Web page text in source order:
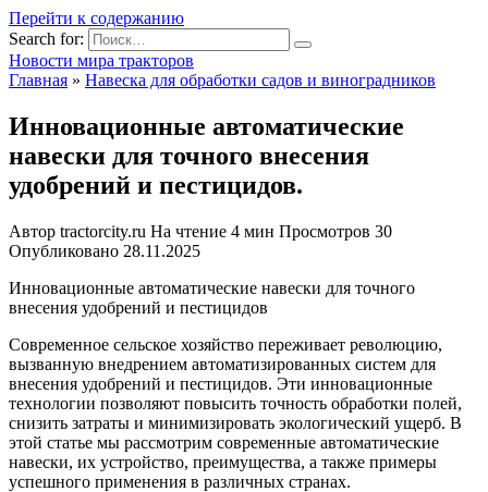
Перейти к содержанию
Search for:
Новости мира тракторов
Главная » Навеска для обработки садов и виноградников
Инновационные автоматические
навески для точного внесения
удобрений и пестицидов.
Автор tractorcity.ru На чтение 4 мин Просмотров 30
Опубликовано 28.11.2025
Инновационные автоматические навески для точного
внесения удобрений и пестицидов
Современное сельское хозяйство переживает революцию,
вызванную внедрением автоматизированных систем для
внесения удобрений и пестицидов. Эти инновационные
технологии позволяют повысить точность обработки полей,
снизить затраты и минимизировать экологический ущерб. В
этой статье мы рассмотрим современные автоматические
навески, их устройство, преимущества, а также примеры
успешного применения в различных странах.